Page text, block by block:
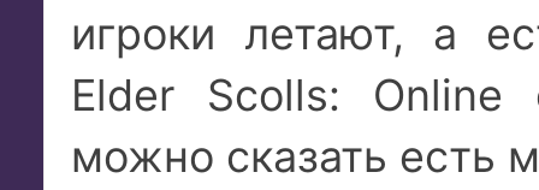
игроки летают, а
Elder Scolls: Online
можно сказать есть